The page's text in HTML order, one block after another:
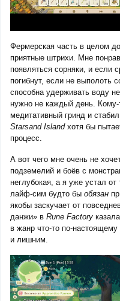
Фермерская часть в целом
приятные штрихи. Мне
появляться сорняки, и если
погибнут, если не выполоть
способна удерживать воду
нужно не каждый день.
медитативный гринд и
Starsand Islandхотя бы
процесс.
А вот чего мне очень не
подземелий и боёв с
неглубокая, а я уже устал
лайф-сим будто бы обязан
якобы заскучает от
данжи» в Rune Factory
в жанр что-то по-
и лишним.